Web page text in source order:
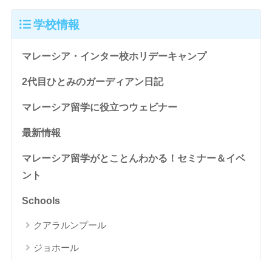
学校情報
マレーシア・インター校ホリデーキャンプ
2代目ひとみのガーディアン日記
マレーシア留学に役立つウェビナー
最新情報
マレーシア留学がとことんわかる！セミナー＆イベ
ント
Schools
クアラルンプール
ジョホール